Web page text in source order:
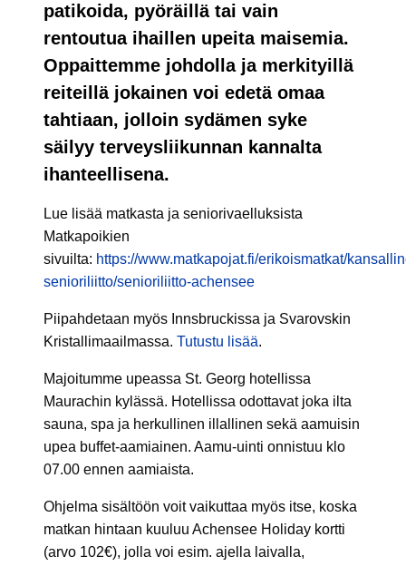
patikoida, pyöräillä tai vain
rentoutua ihaillen upeita maisemia.
Oppaittemme johdolla ja merkityillä
reiteillä jokainen voi edetä omaa
tahtiaan, jolloin sydämen syke
säilyy terveysliikunnan kannalta
ihanteellisena.
Lue lisää matkasta ja seniorivaelluksista
Matkapoikien
sivuilta: https://www.matkapojat.fi/erikoismatkat/
senioriliitto/senioriliitto-achensee
Piipahdetaan myös Innsbruckissa ja Svarovskin
Kristallimaailmassa. Tutustu lisää.
Majoitumme upeassa St. Georg hotellissa
Maurachin kylässä. Hotellissa odottavat joka ilta
sauna, spa ja herkullinen illallinen sekä aamuisin
upea buffet-aamiainen. Aamu-uinti onnistuu klo
07.00 ennen aamiaista.
Ohjelma sisältöön voit vaikuttaa myös itse, koska
matkan hintaan kuuluu Achensee Holiday kortti
(arvo 102€), jolla voi esim. ajella laivalla,